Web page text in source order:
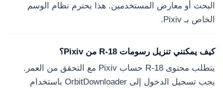
البحث أو معارض المستخدمين. هذا يحترم نظام الوسم
الخاص بـ Pixiv.
كيف يمكنني تنزيل رسومات R-18 من Pixiv؟
يتطلب محتوى R-18 حساب Pixiv مع التحقق من العمر.
يجب تسجيل الدخول إلى OrbitDownloader باستخدام